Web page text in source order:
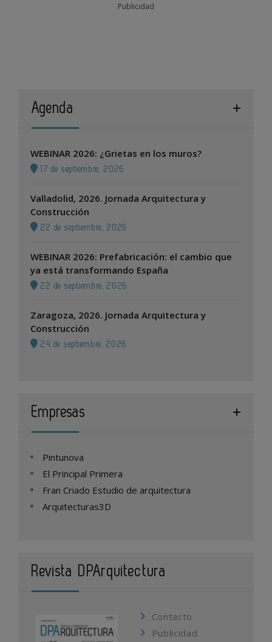
Publicidad
Agenda
WEBINAR 2026: ¿Grietas en los muros?
17 de septiembre, 2026
Valladolid, 2026. Jornada Arquitectura y
Construcción
22 de septiembre, 2026
WEBINAR 2026: Prefabricación: el cambio que
ya está transformando España
22 de septiembre, 2026
Zaragoza, 2026. Jornada Arquitectura y
Construcción
24 de septiembre, 2026
Empresas
Pintunova
El Principal Primera
Fran Criado Estudio de arquitectura
Arquitecturas3D
Revista DPArquitectura
Contacto
Publicidad